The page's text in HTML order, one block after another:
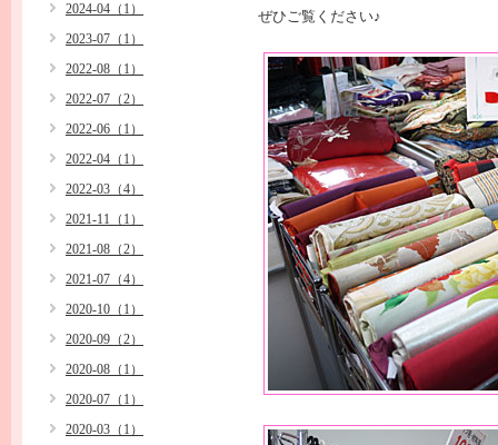
ぜひご覧ください♪
2024-04（1）
2023-07（1）
2022-08（1）
2022-07（2）
2022-06（1）
2022-04（1）
2022-03（4）
2021-11（1）
2021-08（2）
2021-07（4）
2020-10（1）
2020-09（2）
2020-08（1）
2020-07（1）
2020-03（1）